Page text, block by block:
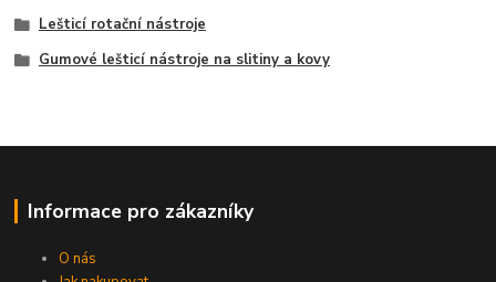
Lešticí rotační nástroje
Gumové lešticí nástroje na slitiny a kovy
Informace pro zákazníky
O nás